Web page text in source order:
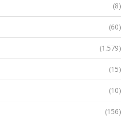
(8)
(60)
(1.579)
(15)
(10)
(156)